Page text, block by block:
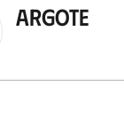
Argote